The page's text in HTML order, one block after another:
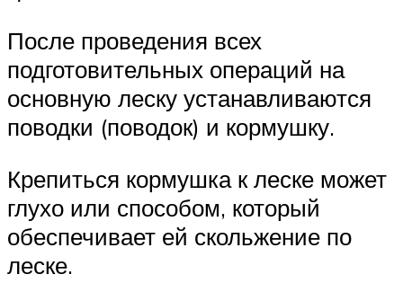
После проведения всех
подготовительных операций на
основную леску устанавливаются
поводки (поводок) и кормушку.
Крепиться кормушка к леске может
глухо или способом, который
обеспечивает ей скольжение по
леске.